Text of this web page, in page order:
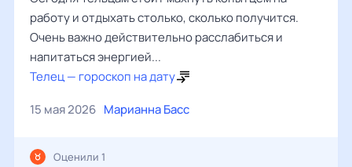
работу и отдыхать столько, сколько получится.
Очень важно действительно расслабиться и
напитаться энергией...
Телец — гороскоп на дату
15 мая 2026 Марианна Басс
Оценили 1